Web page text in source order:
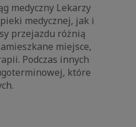
medyczny Lekarzy
medycznej, jak i
przejazdu różnią
miejsce,
Podczas innych
które